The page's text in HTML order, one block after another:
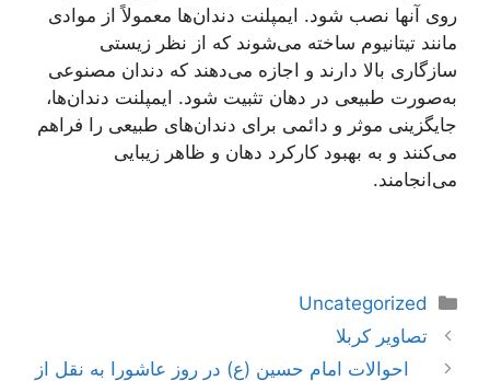
روی آنها نصب شود. ایمپلنت دندان‌ها معمولاً از موادی
مانند تیتانیوم ساخته می‌شوند که از نظر زیستی
سازگاری بالا دارند و اجازه می‌دهند که دندان مصنوعی
به‌صورت طبیعی در دهان تثبیت شود. ایمپلنت دندان‌ها،
جایگزینی موثر و دائمی برای دندان‌های طبیعی را فراهم
می‌کنند و به بهبود کارکرد دهان و ظاهر زیبایی
می‌انجامند.
دسته‌ها
Uncategorized
ناوبری
نوشته‌ها
تصاویر کربلا
احوالات امام حسین (ع) در روز عاشورا به نقل از